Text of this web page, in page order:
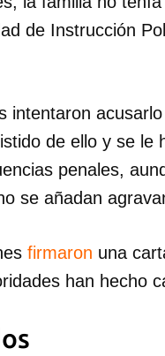
de Instrucción
intentaron
de ello y se le
penales,
se añadan
firmaron una
han hecho